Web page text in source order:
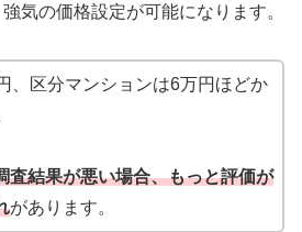
気の価格設定が可能になります。
、区分マンションは6万円ほどか
査結果が悪い場合、もっと評価が
があります。